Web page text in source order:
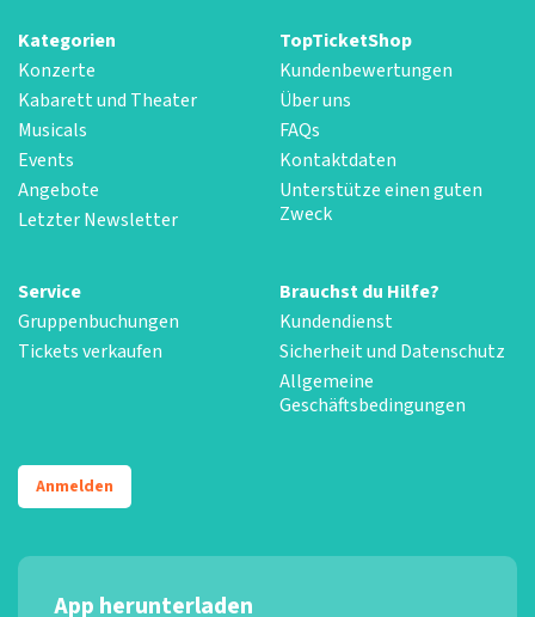
Kategorien
Konzerte
Kabarett und Theater
Musicals
Events
Angebote
Letzter Newsletter
TopTicketShop
Kundenbewertungen
Über uns
FAQs
Kontaktdaten
Unterstütze einen guten
Zweck
Service
Gruppenbuchungen
Tickets verkaufen
Brauchst du Hilfe?
Kundendienst
Sicherheit und Datenschutz
Allgemeine
Geschäftsbedingungen
Anmelden
App herunterladen